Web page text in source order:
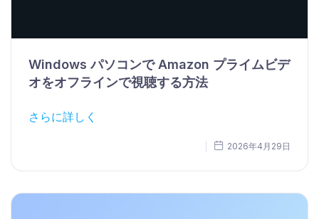
Windows パソコンで Amazon プライムビデ
オをオフラインで視聴する方法
さらに詳しく
2026年4月29日